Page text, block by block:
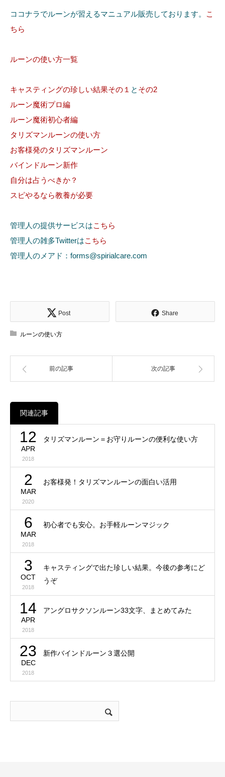
ココナラでルーンが習えるマニュアル販売しております。
こ
ちら
ルーンの使い方一覧
キャスティングの珍しい結果その１ と その2
ルーン魔術プロ編
ルーン魔術初心者編
タリズマンルーンの使い方
お客様発のタリズマンルーン
バインドルーン新作
自分は占うべきか？
スピやるなら教養が必要
管理人の提供サービスはこちら
管理人の雑多Twitterはこちら
管理人のメアド：forms@spirialcare.com
Post Share
ルーンの使い方
前の記事 次の記事
関連記事
12
APR
2018
タリズマンルーン＝お守りルーンの便利な使い方
2
MAR
2020
お客様発！タリズマンルーンの面白い活用
6
MAR
2018
初心者でも安心。お手軽ルーンマジック
3
OCT
2018
キャスティングで出た珍しい結果。今後の参考にど
うぞ
14
APR
2018
アングロサクソンルーン33文字、まとめてみた
23
DEC
2018
新作バインドルーン３選公開